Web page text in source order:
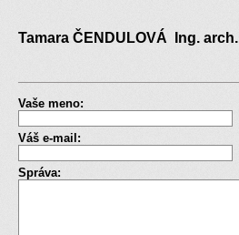
Tamara ČENDULOVÁ Ing. arch.
Vaše meno:
Váš e-mail:
Správa: